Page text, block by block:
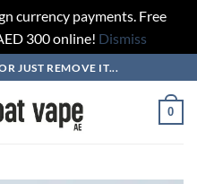
currency payments. Free
300 online! Dismiss
JUST REMOVE IT...
0